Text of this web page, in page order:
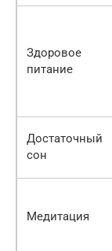
Здоровое
питание
Достаточный
сон
Медитация